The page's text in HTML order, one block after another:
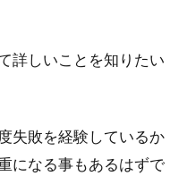
詳しいことを知りたい
失敗を経験しているか
になる事もあるはずで